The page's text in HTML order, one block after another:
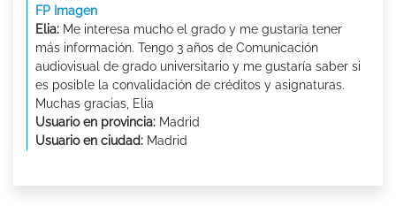
FP Imagen
Elia: Me interesa mucho el grado y me gustaría tener
más información. Tengo 3 años de Comunicación
audiovisual de grado universitario y me gustaría saber si
es posible la convalidación de créditos y asignaturas.
Muchas gracias, Elia
Usuario en provincia: Madrid
Usuario en ciudad: Madrid